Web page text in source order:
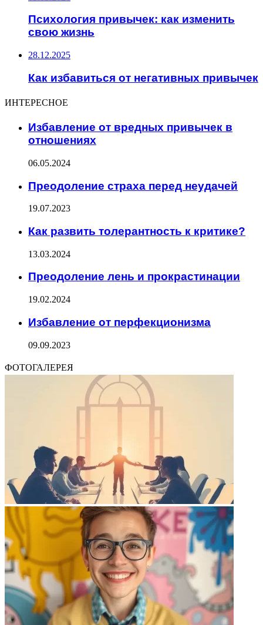
Психология привычек: как изменить
свою жизнь
28.12.2025
Как избавиться от негативных привычек
ИНТЕРЕСНОЕ
Избавление от вредных привычек в
отношениях
06.05.2024
Преодоление страха перед неудачей
19.07.2023
Как развить толерантность к критике?
13.03.2024
Преодоление лень и прокрастинации
19.02.2024
Избавление от перфекционизма
09.09.2023
ФОТОГАЛЕРЕЯ